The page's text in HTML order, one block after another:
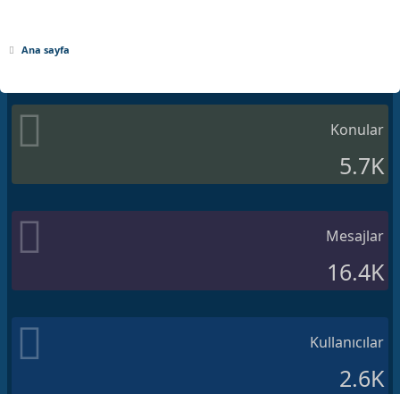
Ana sayfa
Konular
5.7K
Mesajlar
16.4K
Kullanıcılar
2.6K